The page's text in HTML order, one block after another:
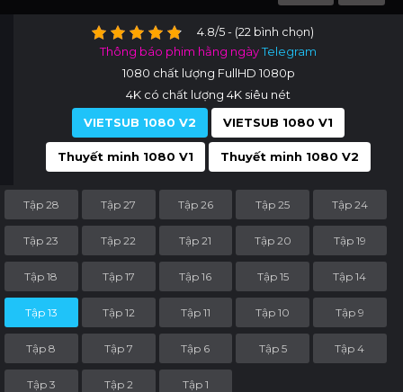
4.8/5 - (22 bình chọn)
Thông báo phim hằng ngàyTelegram
1080 chất lượng FullHD 1080p
4K có chất lượng 4K siêu nét
VIETSUB 1080 V2
VIETSUB 1080 V1
Thuyết minh 1080 V1 Thuyết minh 1080 V2
Tập 28 Tập 27 Tập 26 Tập 25 Tập 24
Tập 23 Tập 22 Tập 21 Tập 20 Tập 19
Tập 18 Tập 17 Tập 16 Tập 15 Tập 14
Tập 13 Tập 12 Tập 11 Tập 10 Tập 9
Tập 8 Tập 7 Tập 6 Tập 5 Tập 4
Tập 3 Tập 2 Tập 1